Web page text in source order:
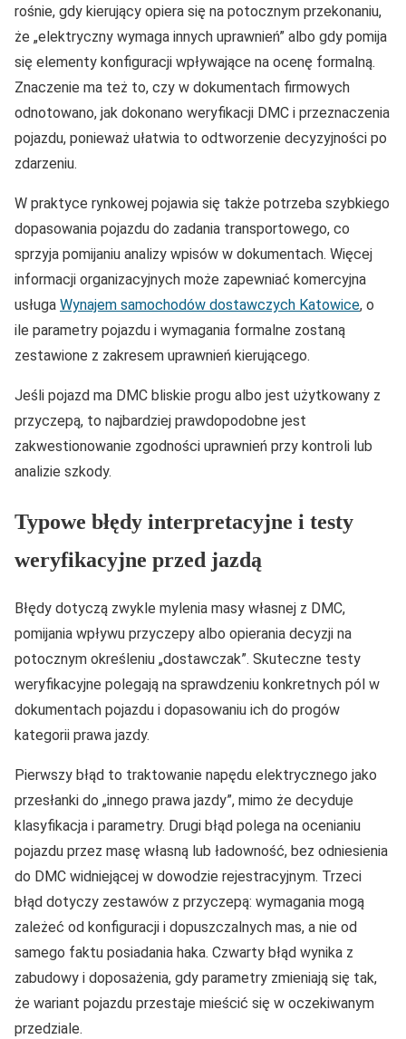
rośnie, gdy kierujący opiera się na potocznym przekonaniu,
że „elektryczny wymaga innych uprawnień” albo gdy pomija
się elementy konfiguracji wpływające na ocenę formalną.
Znaczenie ma też to, czy w dokumentach firmowych
odnotowano, jak dokonano weryfikacji DMC i przeznaczenia
pojazdu, ponieważ ułatwia to odtworzenie decyzyjności po
zdarzeniu.
W praktyce rynkowej pojawia się także potrzeba szybkiego
dopasowania pojazdu do zadania transportowego, co
sprzyja pomijaniu analizy wpisów w dokumentach. Więcej
informacji organizacyjnych może zapewniać komercyjna
usługa Wynajem samochodów dostawczych Katowice, o
ile parametry pojazdu i wymagania formalne zostaną
zestawione z zakresem uprawnień kierującego.
Jeśli pojazd ma DMC bliskie progu albo jest użytkowany z
przyczepą, to najbardziej prawdopodobne jest
zakwestionowanie zgodności uprawnień przy kontroli lub
analizie szkody.
Typowe błędy interpretacyjne i testy
weryfikacyjne przed jazdą
Błędy dotyczą zwykle mylenia masy własnej z DMC,
pomijania wpływu przyczepy albo opierania decyzji na
potocznym określeniu „dostawczak”. Skuteczne testy
weryfikacyjne polegają na sprawdzeniu konkretnych pól w
dokumentach pojazdu i dopasowaniu ich do progów
kategorii prawa jazdy.
Pierwszy błąd to traktowanie napędu elektrycznego jako
przesłanki do „innego prawa jazdy”, mimo że decyduje
klasyfikacja i parametry. Drugi błąd polega na ocenianiu
pojazdu przez masę własną lub ładowność, bez odniesienia
do DMC widniejącej w dowodzie rejestracyjnym. Trzeci
błąd dotyczy zestawów z przyczepą: wymagania mogą
zależeć od konfiguracji i dopuszczalnych mas, a nie od
samego faktu posiadania haka. Czwarty błąd wynika z
zabudowy i doposażenia, gdy parametry zmieniają się tak,
że wariant pojazdu przestaje mieścić się w oczekiwanym
przedziale.